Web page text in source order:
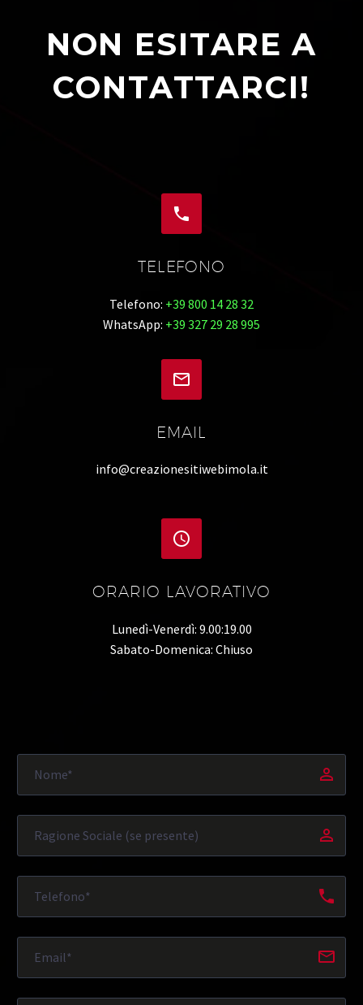
NON ESITARE A
CONTATTARCI!


TELEFONO
Telefono: +39 800 14 28 32
WhatsApp: +39 327 29 28 995


EMAIL
info@creazionesitiwebimola.it


ORARIO LAVORATIVO
Lunedì-Venerdì: 9.00:19.00
Sabato-Domenica: Chiuso